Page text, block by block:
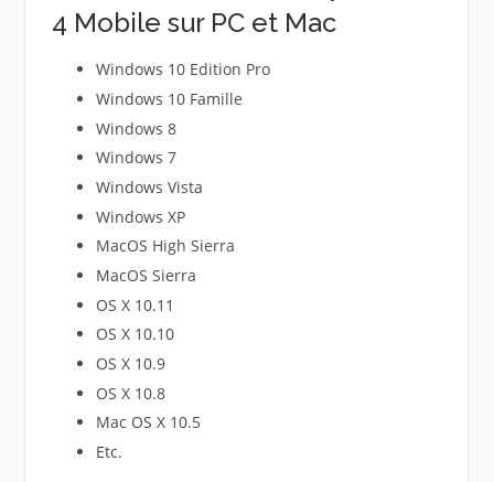
4 Mobile sur PC et Mac
Windows 10 Edition Pro
Windows 10 Famille
Windows 8
Windows 7
Windows Vista
Windows XP
MacOS High Sierra
MacOS Sierra
OS X 10.11
OS X 10.10
OS X 10.9
OS X 10.8
Mac OS X 10.5
Etc.